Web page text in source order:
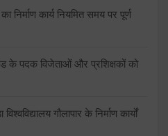
कार्य नियमित समय पर पूर्ण
के पदक विजेताओं और प्रशिक्षकों को
गौलापार के निर्माण कार्यों